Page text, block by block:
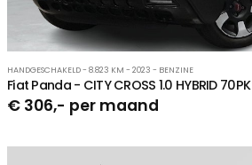
HANDGESCHAKELD - 8.823 KM - 2023 - BENZINE
Fiat Panda - CITY CROSS 1.0 HYBRID 70PK
€ 306,- per maand